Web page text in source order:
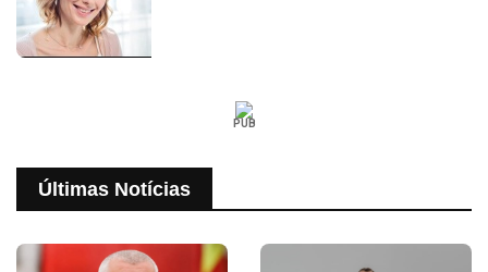
PUB
Últimas Notícias